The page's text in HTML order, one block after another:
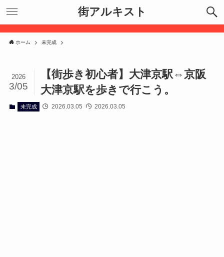
街アルキスト
ホーム 未完成
【街歩き初心者】大津京駅⇔京阪
大津京駅を歩きで行こう。
2026
3/05
未完成 2026.03.05 2026.03.05